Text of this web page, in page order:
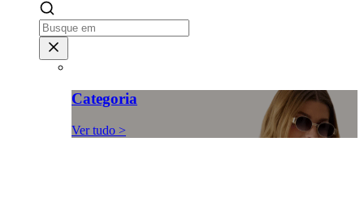
Categoria
Ver tudo >